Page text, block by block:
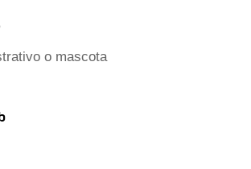
o mascota